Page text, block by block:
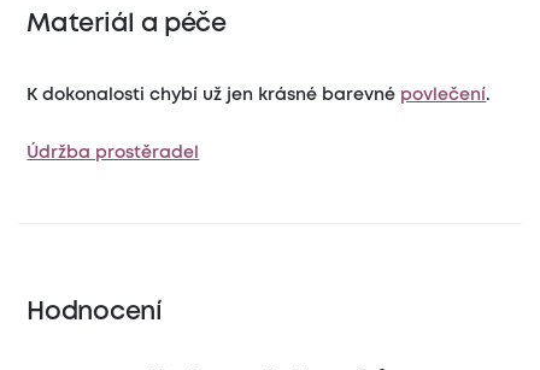
Materiál a péče
K dokonalosti chybí už jen krásné barevné povlečení.
Údržba prostěradel
Hodnocení